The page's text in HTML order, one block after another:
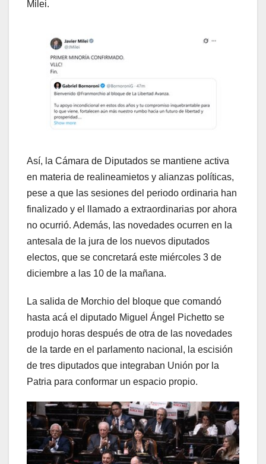
Milei.
Así, la Cámara de Diputados se mantiene activa
en materia de realineamietos y alianzas políticas,
pese a que las sesiones del periodo ordinaria han
finalizado y el llamado a extraordinarias por ahora
no ocurrió. Además, las novedades ocurren en la
antesala de la jura de los nuevos diputados
electos, que se concretará este miércoles 3 de
diciembre a las 10 de la mañana.
La salida de Morchio del bloque que comandó
hasta acá el diputado Miguel Ángel Pichetto se
produjo horas después de otra de las novedades
de la tarde en el parlamento nacional, la escisión
de tres diputados que integraban Unión por la
Patria para conformar un espacio propio.